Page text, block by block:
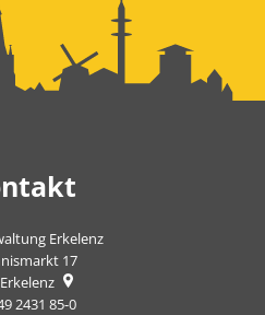
Erkelenz
17
Erkelenz
2431 85-0